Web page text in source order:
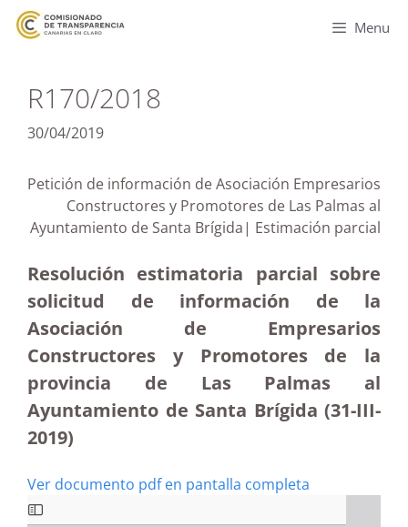
Menu
R170/2018
30/04/2019
Petición de información de Asociación Empresarios
Constructores y Promotores de Las Palmas al
Ayuntamiento de Santa Brígida| Estimación parcial
Resolución estimatoria parcial sobre
solicitud de información de la
Asociación de Empresarios
Constructores y Promotores de la
provincia de Las Palmas al
Ayuntamiento de Santa Brígida (31-III-
2019)
Ver documento pdf en pantalla completa